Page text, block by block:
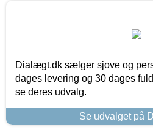
Dialægt.dk sælger sjove og
dages levering og 30 dages
se deres udvalg.
Se udvalget på